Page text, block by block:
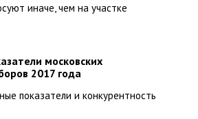
иначе, чем на участке
московских
2017 года
показатели и конкурентность